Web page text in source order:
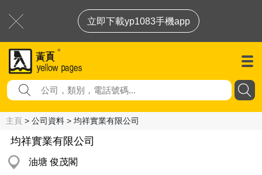
立即下載yp1083手機app
主頁 > 公司資料 > 均祥實業有限公司
均祥實業有限公司
油塘 俊茂閣